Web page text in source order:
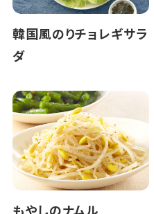
韓国風のりチョレギサラ
ダ
もやしのナムル